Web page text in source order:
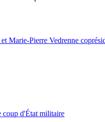
Marie-Pierre Vedrenne
coup d'État militaire